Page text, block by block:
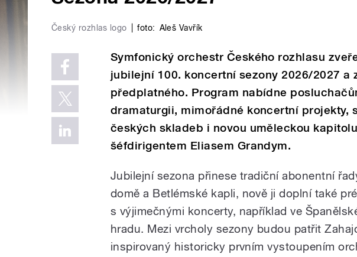
Český rozhlas logo foto: Aleš Vavřík
Symfonický orchestr Českého rozhlasu
jubilejní 100. koncertní sezony 2026/2027 a
předplatného. Program nabídne
dramaturgii, mimořádné koncertní projekty,
českých skladeb i novou uměleckou
šéfdirigentem Eliasem Grandym.
Jubilejní sezona přinese tradiční abonentní
domě a Betlémské kapli, nově ji doplní také
s výjimečnými koncerty, například ve
hradu. Mezi vrcholy sezony budou patřit
inspirovaný historicky prvním vystoupením